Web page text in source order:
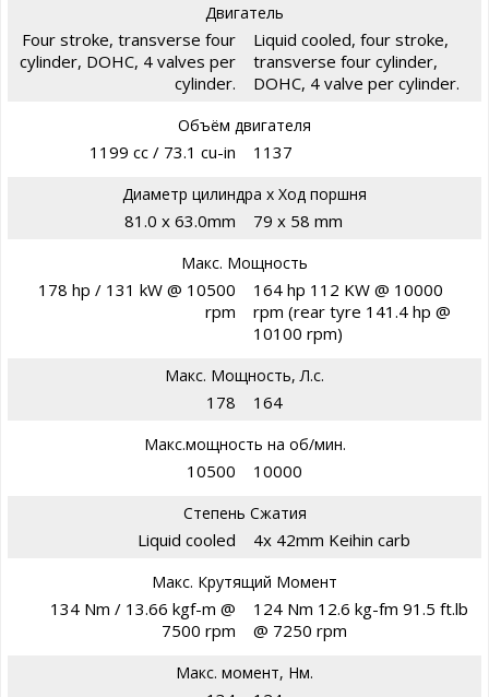
Двигатель
Four stroke, transverse four
cylinder, DOHC, 4 valves per
cylinder.
Liquid cooled, four stroke,
transverse four cylinder,
DOHC, 4 valve per cylinder.
Объём двигателя
1199 cc / 73.1 cu-in 1137
Диаметр цилиндра х Ход поршня
81.0 x 63.0mm 79 x 58 mm
Макс. Мощность
178 hp / 131 kW @ 10500
rpm
164 hp 112 KW @ 10000
rpm (rear tyre 141.4 hp @
10100 rpm)
Макс. Мощность, Л.с.
178 164
Макс.мощность на об/мин.
10500 10000
Степень Сжатия
Liquid cooled 4x 42mm Keihin carb
Макс. Крутящий Момент
134 Nm / 13.66 kgf-m @
7500 rpm
124 Nm 12.6 kg-fm 91.5 ft.lb
@ 7250 rpm
Макс. момент, Нм.